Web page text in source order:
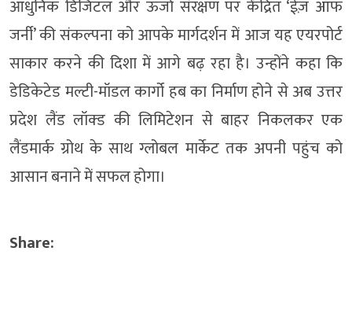
आधुनिक डिजिटल और ऊर्जा संरक्षण पर केंद्रित ‘ईज़ ऑफ
जर्नी’ की संकल्पना को आपके मार्गदर्शन में आज यह एयरपोर्ट
साकार करने की दिशा में आगे बढ़ रहा है। उन्होंने कहा कि
डेडिकेटेड मल्टी-मॉडल कार्गो हब का निर्माण होने से अब उत्तर
प्रदेश लैंड लॉक्ड की लिमिटेशन से बाहर निकलकर एक
लैंडमार्क ग्रोथ के साथ ग्लोबल मार्केट तक अपनी पहुंच को
आसान बनाने में सफल होगा।
Share: